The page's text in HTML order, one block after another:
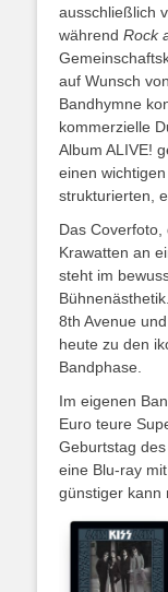
ausschließlich
während Rock
auf Wunsch
Bandhymne
kommerzielle
Album ALIVE!
einen
strukturierten,
Das Coverfoto,
Krawatten an
steht im
8th Avenue
heute zu den
Bandphase.
Im eigenen
Euro teure
Geburtstag
eine Blu-ray
günstiger kann